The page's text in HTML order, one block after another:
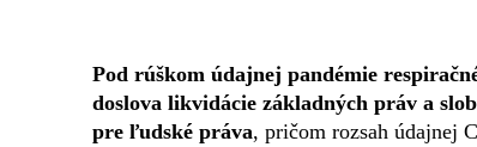
Pod rúškom údajnej pandémie
doslova likvidácie základných práv a
pre ľudské práva, pričom rozsah údajnej